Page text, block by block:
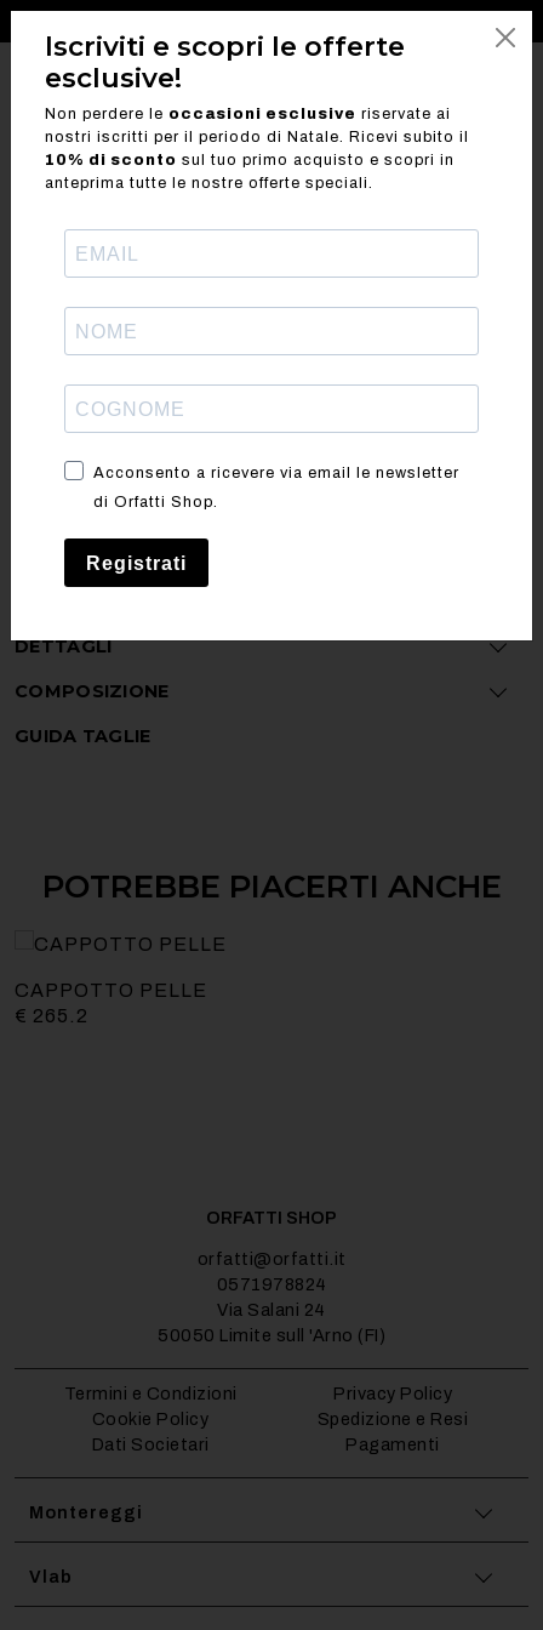
search
TRENCH IN CAMOSCIO
SUPER LEGGERO
Vera pelle di chevrette scamosciata e super leggera per questo
iconico trench super trendy e dall’uso trasversale in pieno
#EASY LIVING mood.
COLORE
AGGIUNGI AL CARRELLO
DETTAGLI
COMPOSIZIONE
GUIDA TAGLIE
POTREBBE PIACERTI ANCHE
CAPPOTTO PELLE
€ 265.2
ORFATTI SHOP
orfatti@orfatti.it
0571978824
Via Salani 24
50050 Limite sull 'Arno (FI)
Termini e Condizioni
Privacy Policy
Cookie Policy
Spedizione e Resi
Dati Societari
Pagamenti
Montereggi
Vlab
Iscriviti e scopri le offerte
esclusive!
Non perdere le occasioni esclusive riservate ai
nostri iscritti per il periodo di Natale. Ricevi subito il
10% di sconto sul tuo primo acquisto e scopri in
anteprima tutte le nostre offerte speciali.
Acconsento a ricevere via email le newsletter
di Orfatti Shop.
Registrati